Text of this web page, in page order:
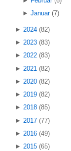
►Januar (7)
► 2024 (82)
► 2023 (83)
► 2022 (83)
► 2021 (82)
► 2020 (82)
► 2019 (82)
► 2018 (85)
► 2017 (77)
► 2016 (49)
► 2015 (65)